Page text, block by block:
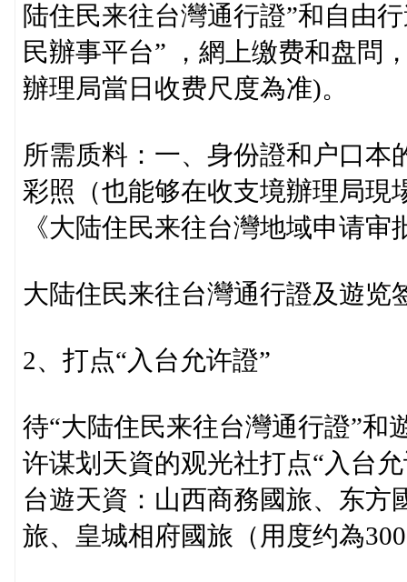
陆住民来往台灣通行證”和自由
民辦事平台” ，網上缴费和盘問
辦理局當日收费尺度為准)。
所需质料：一、身份證和户口本
彩照（也能够在收支境辦理局現
《大陆住民来往台灣地域申请审
大陆住民来往台灣通行證及遊览
2、打点“入台允许證”
待“大陆住民来往台灣通行證”和
许谋划天資的观光社打点“入台
台遊天資：山西商務國旅、东方
旅、皇城相府國旅（用度约為